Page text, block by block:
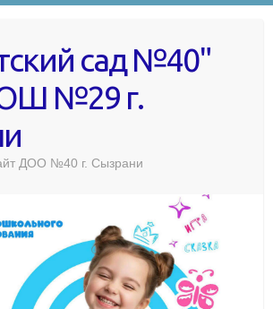
сад №40"
№29 г.
ДОО №40 г. Сызрани